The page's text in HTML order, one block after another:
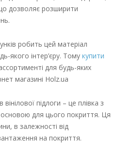
дозволяє розширити
робить цей матеріал
якого інтер’єру. Тому купити
для будь-яких
магазині Holz.ua
підлоги – це плівка з
основою для цього покриття. Ця
в залежності від
на покриття.